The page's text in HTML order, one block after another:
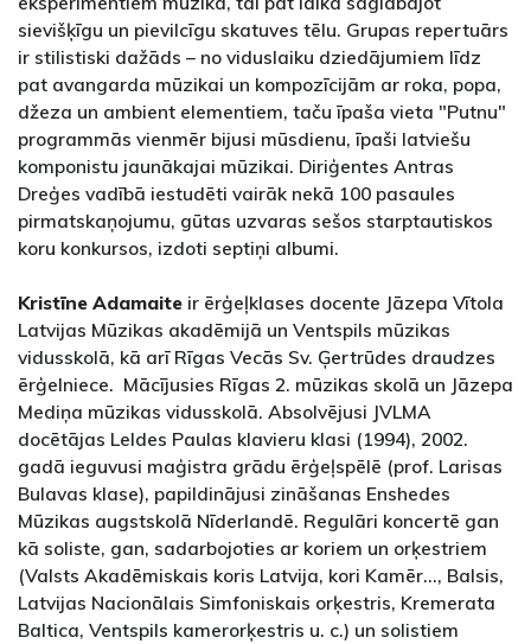
sievišķīgu un pievilcīgu skatuves tēlu. Grupas repertuārs
ir stilistiski dažāds – no viduslaiku dziedājumiem līdz
pat avangarda mūzikai un kompozīcijām ar roka, popa,
džeza un ambient elementiem, taču īpaša vieta "Putnu"
programmās vienmēr bijusi mūsdienu, īpaši latviešu
komponistu jaunākajai mūzikai. Diriģentes Antras
Dreģes vadībā iestudēti vairāk nekā 100 pasaules
pirmatskaņojumu, gūtas uzvaras sešos starptautiskos
koru konkursos, izdoti septiņi albumi.
Kristīne Adamaite ir ērģeļklases docente Jāzepa Vītola
Latvijas Mūzikas akadēmijā un Ventspils mūzikas
vidusskolā, kā arī Rīgas Vecās Sv. Ģertrūdes draudzes
ērģelniece. Mācījusies Rīgas 2. mūzikas skolā un Jāzepa
Mediņa mūzikas vidusskolā. Absolvējusi JVLMA
docētājas Leldes Paulas klavieru klasi (1994), 2002.
gadā ieguvusi maģistra grādu ērģeļspēlē (prof. Larisas
Bulavas klase), papildinājusi zināšanas Enshedes
Mūzikas augstskolā Nīderlandē. Regulāri koncertē gan
kā soliste, gan, sadarbojoties ar koriem un orķestriem
(Valsts Akadēmiskais koris Latvija, kori Kamēr…, Balsis,
Latvijas Nacionālais Simfoniskais orķestris, Kremerata
Baltica, Ventspils kamerorķestris u. c.) un solistiem